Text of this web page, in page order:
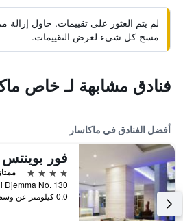
لم يتم العثور على تقييمات. حاول إزالة
مسح كل شيء لعرض التقييمات.
فنادق مشابهة لـ خاص
أفضل الفنادق في ماكاسار
4 نجوم
ممتاز 8.4
0.0 كيلومتر عن وسط المدينة